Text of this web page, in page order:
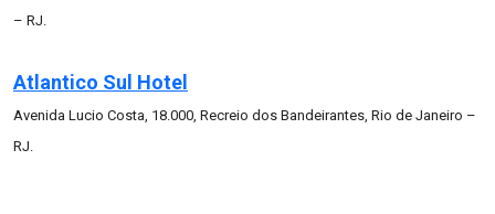
– RJ.
Atlantico Sul Hotel
Avenida Lucio Costa, 18.000, Recreio dos Bandeirantes, Rio de Janeiro –
RJ.